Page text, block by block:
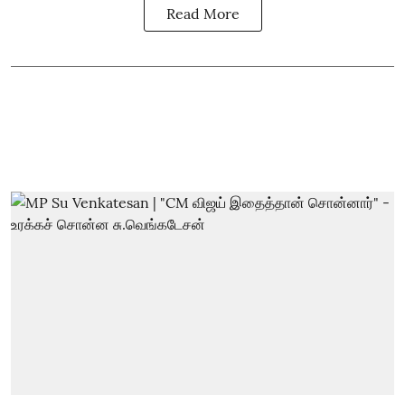
Read More